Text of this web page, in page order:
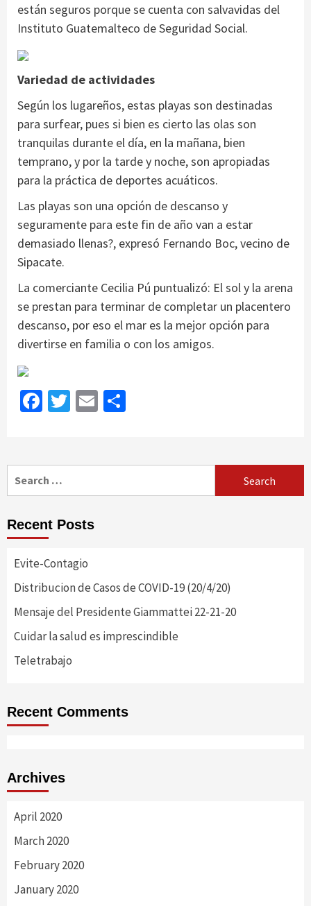
están seguros porque se cuenta con salvavidas del
Instituto Guatemalteco de Seguridad Social.
Variedad de actividades
Según los lugareños, estas playas son destinadas
para surfear, pues si bien es cierto las olas son
tranquilas durante el día, en la mañana, bien
temprano, y por la tarde y noche, son apropiadas
para la práctica de deportes acuáticos.
Las playas son una opción de descanso y
seguramente para este fin de año van a estar
demasiado llenas?, expresó Fernando Boc, vecino de
Sipacate.
La comerciante Cecilia Pú puntualizó: El sol y la arena
se prestan para terminar de completar un placentero
descanso, por eso el mar es la mejor opción para
divertirse en familia o con los amigos.
Facebook
Twitter
Email
Recent Posts
Evite-Contagio
Distribucion de Casos de COVID-19 (20/4/20)
Mensaje del Presidente Giammattei 22-21-20
Cuidar la salud es imprescindible
Teletrabajo
Recent Comments
Archives
April 2020
March 2020
February 2020
January 2020